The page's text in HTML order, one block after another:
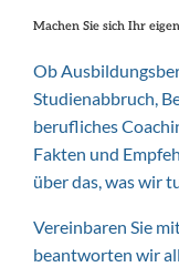
Machen Sie sich Ihr
Ob
Studienabbruch,
berufliches
Fakten und
über das, was wir
Vereinbaren Sie
beantworten wir